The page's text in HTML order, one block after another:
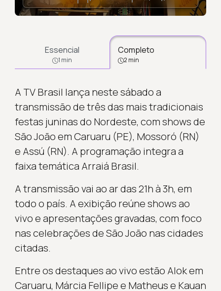
Essencial
1 min
Completo
2 min
A TV Brasil lança neste sábado a
transmissão de três das mais tradicionais
festas juninas do Nordeste, com shows de
São João em Caruaru (PE), Mossoró (RN)
e Assú (RN). A programação integra a
faixa temática Arraiá Brasil.
A transmissão vai ao ar das 21h à 3h, em
todo o país. A exibição reúne shows ao
vivo e apresentações gravadas, com foco
nas celebrações de São João nas cidades
citadas.
Entre os destaques ao vivo estão Alok em
Caruaru, Márcia Fellipe e Matheus e Kauan